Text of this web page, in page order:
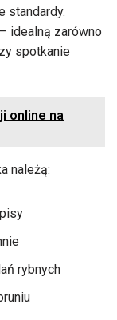
standardy.
idealną zarówno
spotkanie
online na
należą:
rybnych